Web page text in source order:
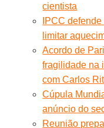
cientista
IPCC
limitar
Acordo de
fragilidade na
com Carlos
Cúpula
anúncio do
Reunião